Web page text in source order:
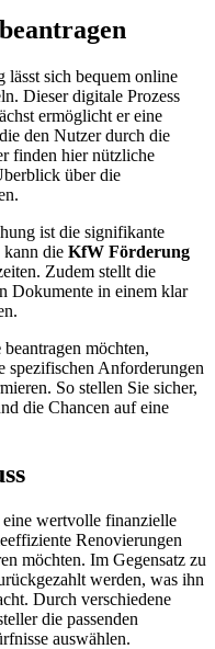
sich bequem online
Dieser digitale Prozess
ermöglicht er eine
den Nutzer durch die
finden hier nützliche
über die
ist die signifikante
kann die KfW Förderung
Zudem stellt die
Dokumente in einem klar
beantragen möchten,
spezifischen Anforderungen
So stellen Sie sicher,
die Chancen auf eine
eine wertvolle finanzielle
Renovierungen
möchten. Im Gegensatz zu
werden, was ihn
Durch verschiedene
die passenden
auswählen.